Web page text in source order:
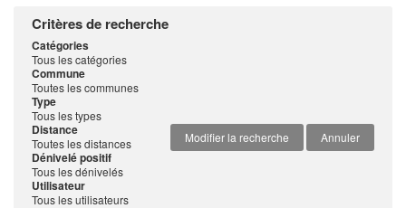
Critères de recherche
Catégories
Tous les catégories
Commune
Toutes les communes
Type
Tous les types
Modifier la recherche
Annuler
Distance
Toutes les distances
Dénivelé positif
Tous les dénivelés
Utilisateur
Tous les utilisateurs